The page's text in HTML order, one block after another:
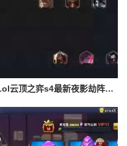
Lol云顶之弈s4最新夜影劫阵容搭配，云顶之奕夜影劫阵容